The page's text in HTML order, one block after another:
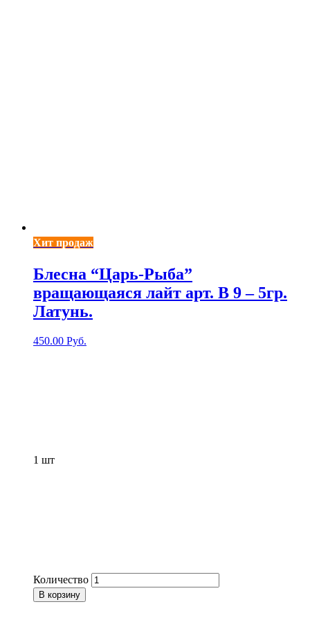
Хит продаж
Блесна “Царь-Рыба”
вращающаяся лайт арт. В 9 – 5гр.
Латунь.
450.00 Руб.
1 шт
Количество
В корзину